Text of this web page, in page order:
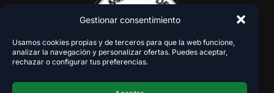
Gestionar consentimiento
Usamos cookies propias y de terceros para que la web funcione,
analizar la navegación y personalizar ofertas. Puedes aceptar,
rechazar o configurar tus preferencias.